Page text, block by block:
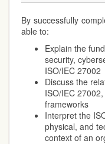
By successfully
able to:
Explain the
security,
ISO/IEC 27002
Discuss the
ISO/IEC
frameworks
Interpret the
physical, and
context of an